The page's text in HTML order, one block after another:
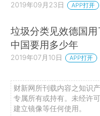
2019年09月23日 APP打开
垃圾分类见效德国用
中国要用多少年
2019年07月10日 APP打开
财新网所刊载内容之知识
专属所有或持有。未经许
建立镜像等任何使用。